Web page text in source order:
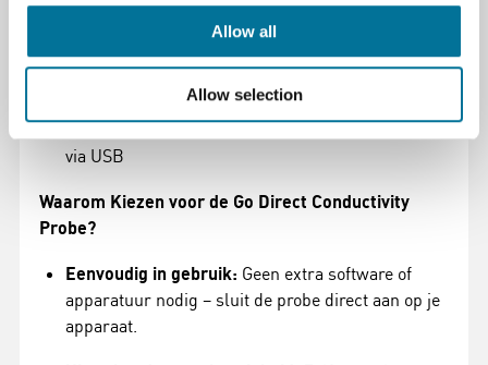
Allow all
Allow selection
Afmetingen:12 mm buitenmaat, 12 cm lengte
Kleur:ABS-behuizing, parallelle
grafietelektroden
Verbindingen:Draadloos via Bluetooth, bedraad
via USB
Waarom Kiezen voor de Go Direct Conductivity
Probe?
Eenvoudig in gebruik: Geen extra software of
apparatuur nodig – sluit de probe direct aan op je
apparaat.